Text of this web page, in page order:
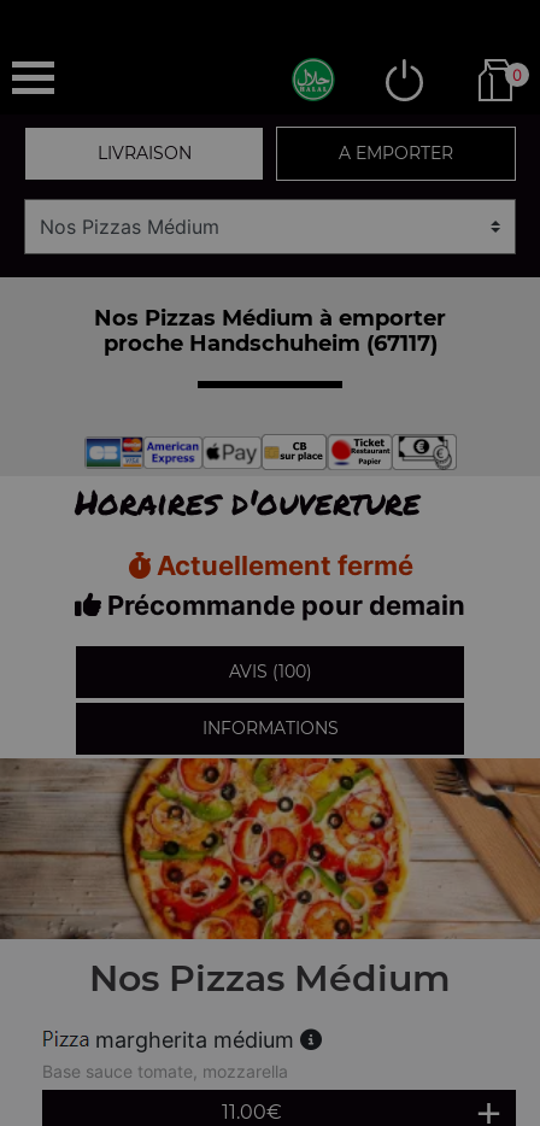
0
LIVRAISON A EMPORTER
Nos Pizzas Médium à emporter
proche Handschuheim (67117)
Horaires d'ouverture
Actuellement fermé
Précommande pour demain
AVIS (100)
INFORMATIONS
Nos Pizzas Médium
margherita médium
Base sauce tomate, mozzarella
11.00€